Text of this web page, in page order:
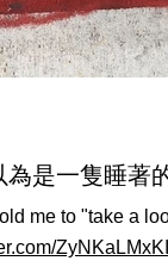
是一隻睡著
me to "take a
ZyNKaLMxKI